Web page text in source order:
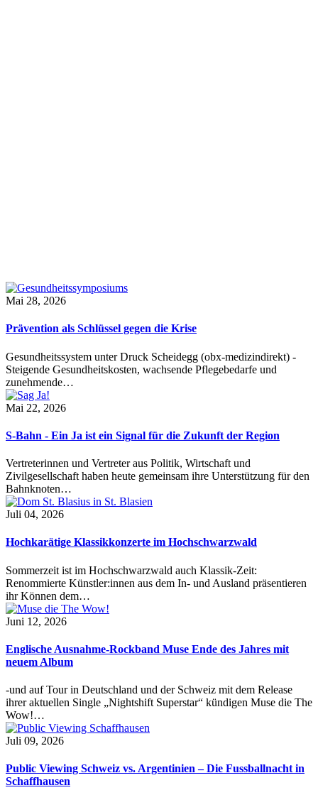
Mai 28, 2026
Prävention als Schlüssel gegen die Krise
Gesundheitssystem unter Druck Scheidegg (obx-medizindirekt) -
Steigende Gesundheitskosten, wachsende Pflegebedarfe und
zunehmende…
Mai 22, 2026
S-Bahn - Ein Ja ist ein Signal für die Zukunft der Region
Vertreterinnen und Vertreter aus Politik, Wirtschaft und
Zivilgesellschaft haben heute gemeinsam ihre Unterstützung für den
Bahnknoten…
Juli 04, 2026
Hochkarätige Klassikkonzerte im Hochschwarzwald
Sommerzeit ist im Hochschwarzwald auch Klassik-Zeit:
Renommierte Künstler:innen aus dem In- und Ausland präsentieren
ihr Können dem…
Juni 12, 2026
Englische Ausnahme-Rockband Muse Ende des Jahres mit
neuem Album
-und auf Tour in Deutschland und der Schweiz mit dem Release
ihrer aktuellen Single „Nightshift Superstar“ kündigen Muse die The
Wow!…
Juli 09, 2026
Public Viewing Schweiz vs. Argentinien – Die Fussballnacht in
Schaffhausen